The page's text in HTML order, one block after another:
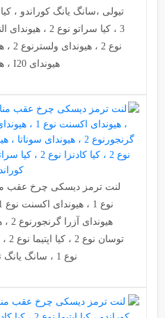
هیوندای I20 ، هیوندای I40
لنت ترمز دیسکی چرخ عقب
نوع 1 ، سانگ یانگ تیولی ، کوراندو